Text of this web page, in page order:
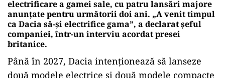
electrificare a gamei sale, cu patru lansări majore
anunțate pentru următorii doi ani. „A venit timpul
ca Dacia să-și electrifice gama”, a declarat șeful
companiei, într-un interviu acordat presei
britanice.
Până în 2027, Dacia intenționează să lanseze
două modele electrice și două modele compacte